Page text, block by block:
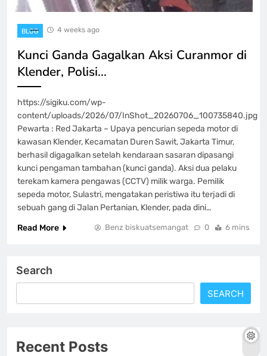
BLOG 4 weeks ago
Kunci Ganda Gagalkan Aksi Curanmor di
Klender, Polisi…
https://sigiku.com/wp-
content/uploads/2026/07/InShot_20260706_100735840.jpg
Pewarta : Red Jakarta – Upaya pencurian sepeda motor di
kawasan Klender, Kecamatan Duren Sawit, Jakarta Timur,
berhasil digagalkan setelah kendaraan sasaran dipasangi
kunci pengaman tambahan (kunci ganda). Aksi dua pelaku
terekam kamera pengawas (CCTV) milik warga. Pemilik
sepeda motor, Sulastri, mengatakan peristiwa itu terjadi di
sebuah gang di Jalan Pertanian, Klender, pada dini…
Read More
Benz biskuatsemangat 0 6 mins
Search
SEARCH
Recent Posts